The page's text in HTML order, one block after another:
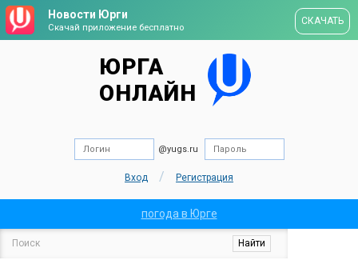
Новости Юрги
Скачай приложение бесплатно
СКАЧАТЬ
ЮРГА
ОНЛАЙН
@yugs.ru
Вход / Регистрация
погода в Юрге